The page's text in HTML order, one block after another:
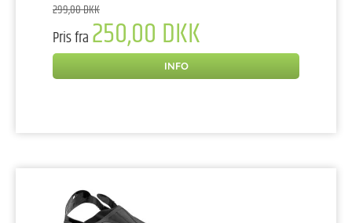
299,00 DKK
Pris fra 250,00 DKK
INFO